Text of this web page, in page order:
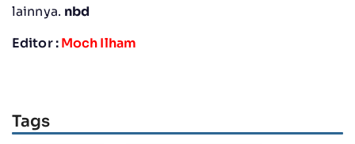
lainnya. nbd
Editor :Moch Ilham
Tags